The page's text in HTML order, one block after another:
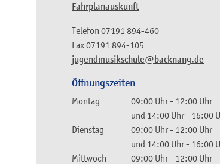
Fahrplanauskunft
jugendmusikschule@backnang.de
Telefon 07191 894-460
Fax07191 894-105
Öffnungszeiten
Montag 09:00 Uhr- 12:00 Uhr
und 14:00 Uhr- 16:00
Dienstag
09:00 Uhr- 12:00 Uhr
und 14:00 Uhr- 16:00
Mittwoch
09:00 Uhr- 12:00 Uhr